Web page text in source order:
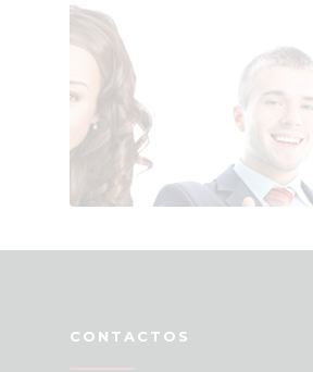
CONTACTOS